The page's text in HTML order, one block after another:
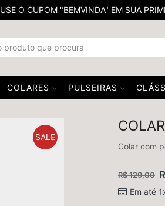
USE O CUPOM "BEMVINDA" EM SUA
COLARES PULSEIRAS
SALE
Colar com
R$129,00
Em até